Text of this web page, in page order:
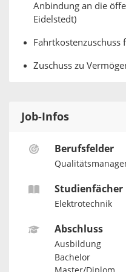
Anbindung an die
Eidelstedt)
Fahrtkostenzuschuss
Zuschuss zu
Job-Infos
Berufsfelder
Studienfächer
Elektrotechnik
Abschluss
Ausbildung
Bachelor